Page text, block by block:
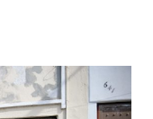
Pero incluso
no son expertos